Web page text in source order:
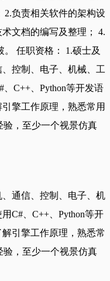
2.负责相关软件的架构设
文档的编写及整理； 4.
任职资格： 1.硕士及
控制、电子、机械、工
C++、Python等开发语
擎工作原理，熟悉常用
，至少一个视景仿真
通信、控制、电子、机
C#、C++、Python等开
引擎工作原理，熟悉常
，至少一个视景仿真